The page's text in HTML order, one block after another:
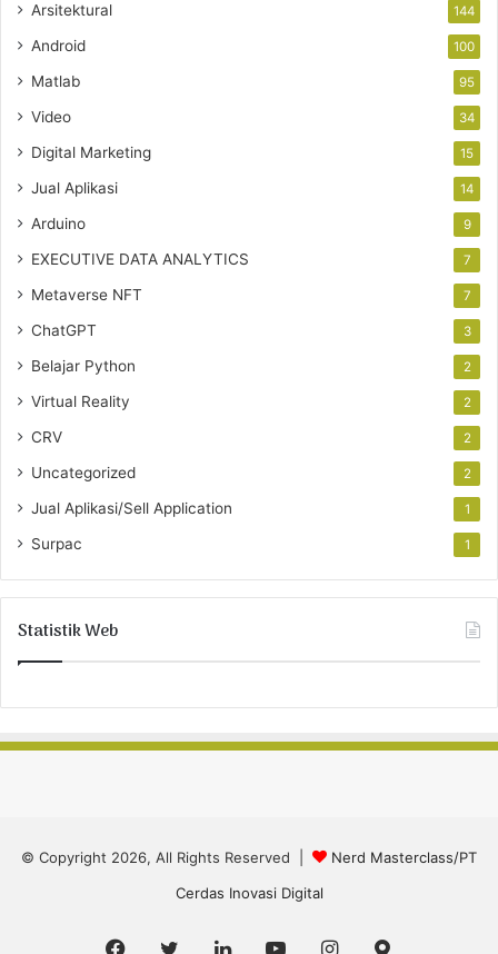
Arsitektural 144
Android 100
Matlab 95
Video 34
Digital Marketing 15
Jual Aplikasi 14
Arduino 9
EXECUTIVE DATA ANALYTICS 7
Metaverse NFT 7
ChatGPT 3
Belajar Python 2
Virtual Reality 2
CRV 2
Uncategorized 2
Jual Aplikasi/Sell Application 1
Surpac 1
Statistik Web
© Copyright 2026, All Rights Reserved |
Nerd Masterclass/PT
Cerdas Inovasi Digital
Facebook
TwitterLinkedInYouTubeInstagram